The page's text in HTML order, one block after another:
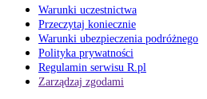
Warunki uczestnictwa
Przeczytaj koniecznie
Warunki ubezpieczenia podróżnego
Polityka prywatności
Regulamin serwisu R.pl
Zarządzaj zgodami